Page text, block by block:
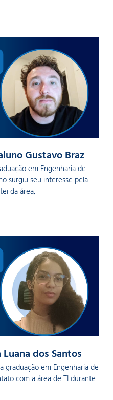
Gustavo Braz
em Engenharia de
surgiu seu interesse pela
da área,
dos Santos
graduação em Engenharia de
com a área de TI durante